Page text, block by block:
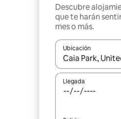
Descubre
que te harán
mes o más.
Ubicación
Cuando los
Llegada